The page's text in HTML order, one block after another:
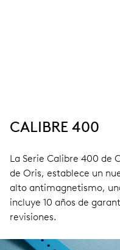
CALIBRE 400
La Serie Calibre 400 de
de Oris, establece un
alto antimagnetismo,
incluye 10 años de
revisiones.